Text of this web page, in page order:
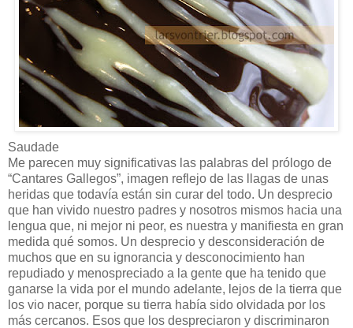
Saudade
Me parecen muy significativas las palabras del prólogo de
“Cantares Gallegos”, imagen reflejo de las llagas de unas
heridas que todavía están sin curar del todo. Un desprecio
que han vivido nuestro padres y nosotros mismos hacia una
lengua que, ni mejor ni peor, es nuestra y manifiesta en gran
medida qué somos. Un desprecio y desconsideración de
muchos que en su ignorancia y desconocimiento han
repudiado y menospreciado a la gente que ha tenido que
ganarse la vida por el mundo adelante, lejos de la tierra que
los vio nacer, porque su tierra había sido olvidada por los
más cercanos. Esos que los despreciaron y discriminaron